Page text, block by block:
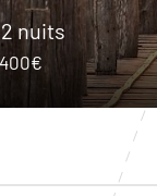
nuits